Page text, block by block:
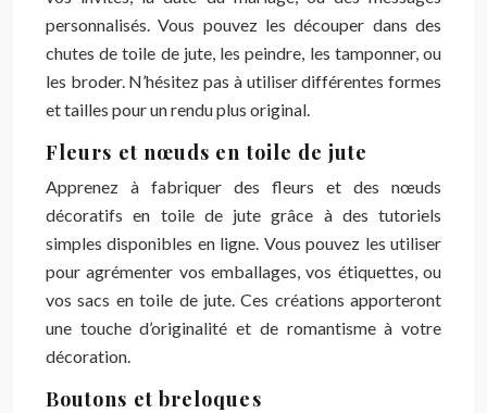
personnalisés. Vous pouvez les découper dans des
chutes de toile de jute, les peindre, les tamponner, ou
les broder. N’hésitez pas à utiliser différentes formes
et tailles pour un rendu plus original.
Fleurs et nœuds en toile de jute
Apprenez à fabriquer des fleurs et des nœuds
décoratifs en toile de jute grâce à des tutoriels
simples disponibles en ligne. Vous pouvez les utiliser
pour agrémenter vos emballages, vos étiquettes, ou
vos sacs en toile de jute. Ces créations apporteront
une touche d’originalité et de romantisme à votre
décoration.
Boutons et breloques